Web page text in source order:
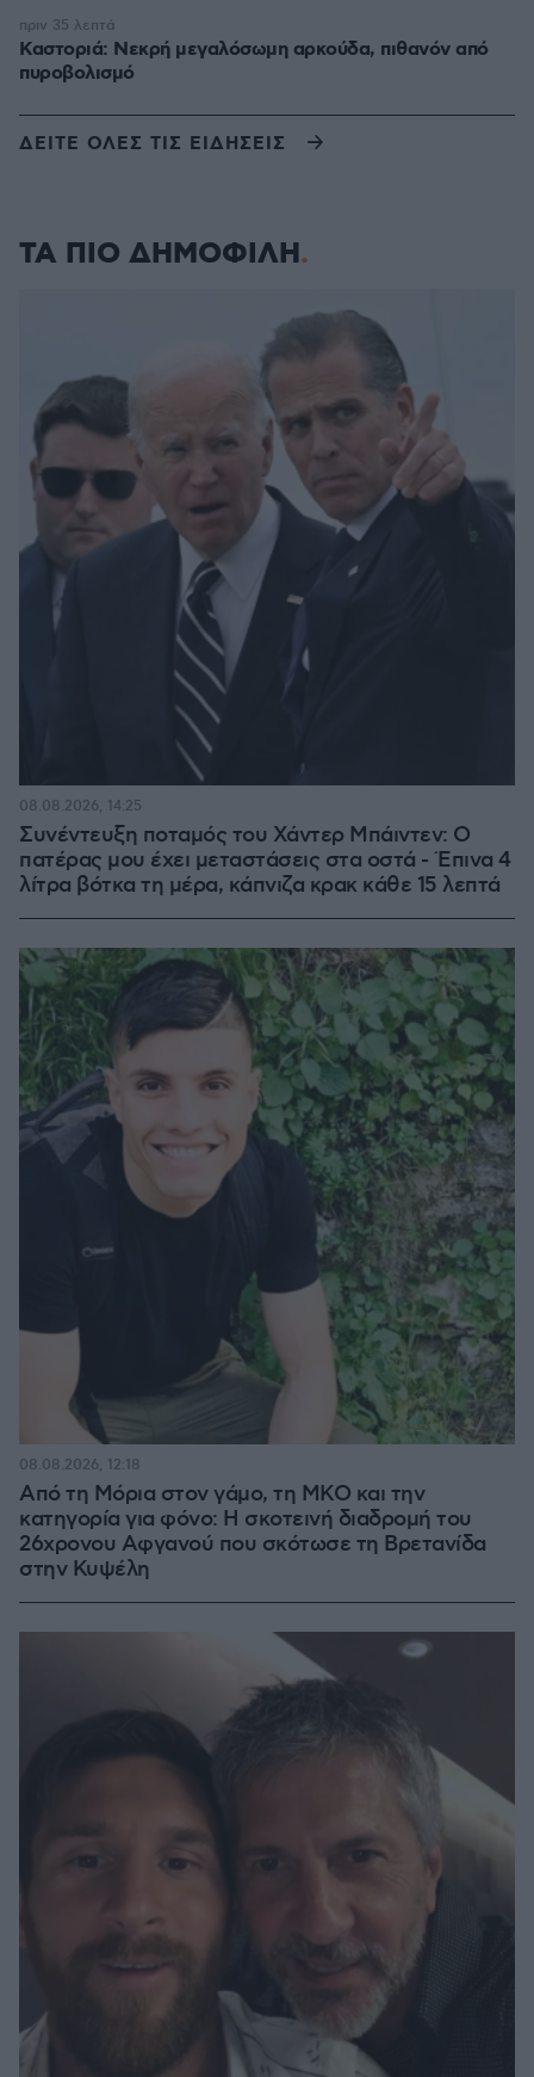
Καστοριά: Νεκρή μεγαλόσωμη αρκούδα, πιθανόν από
πυροβολισμό
πριν 35 λεπτά
ΔΕΙΤΕ ΟΛΕΣ ΤΙΣ ΕΙΔΗΣΕΙΣ
ΤΑ ΠΙΟ ΔΗΜΟΦΙΛΗ
Συνέντευξη ποταμός του Χάντερ Μπάιντεν: Ο
πατέρας μου έχει μεταστάσεις στα οστά - Έπινα 4
λίτρα βότκα τη μέρα, κάπνιζα κρακ κάθε 15 λεπτά
08.08.2026, 14:25
Από τη Μόρια στον γάμο, τη ΜΚΟ και την
κατηγορία για φόνο: Η σκοτεινή διαδρομή του
26χρονου Αφγανού που σκότωσε τη Βρετανίδα
στην Κυψέλη
08.08.2026, 12:18